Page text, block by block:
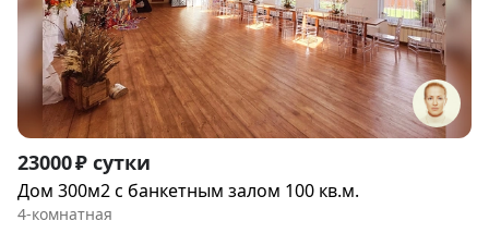
Item
1
of
23000 ₽ сутки
Дом 300м2 с банкетным залом 100 кв.м.
4-комнатная